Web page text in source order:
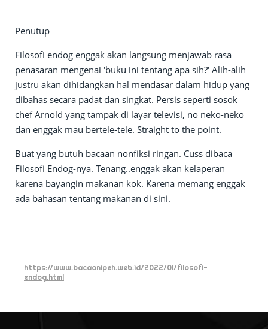
Penutup
Filosofi endog enggak akan langsung menjawab rasa
penasaran mengenai 'buku ini tentang apa sih?' Alih-alih
justru akan dihidangkan hal mendasar dalam hidup yang
dibahas secara padat dan singkat. Persis seperti sosok
chef Arnold yang tampak di layar televisi, no neko-neko
dan enggak mau bertele-tele. Straight to the point.
Buat yang butuh bacaan nonfiksi ringan. Cuss dibaca
Filosofi Endog-nya. Tenang..enggak akan kelaperan
karena bayangin makanan kok. Karena memang enggak
ada bahasan tentang makanan di sini.
https://www.bacaanipeh.web.id/2022/01/filosofi-
endog.html